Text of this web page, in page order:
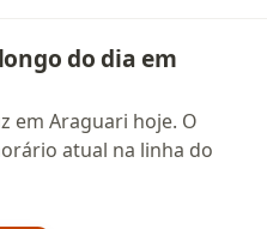
do dia em
em Araguari hoje. O
atual na linha do